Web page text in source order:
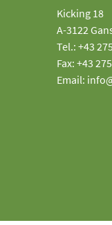
Kicking 18
A-3122
Tel.: +43
Fax: +43
Email: